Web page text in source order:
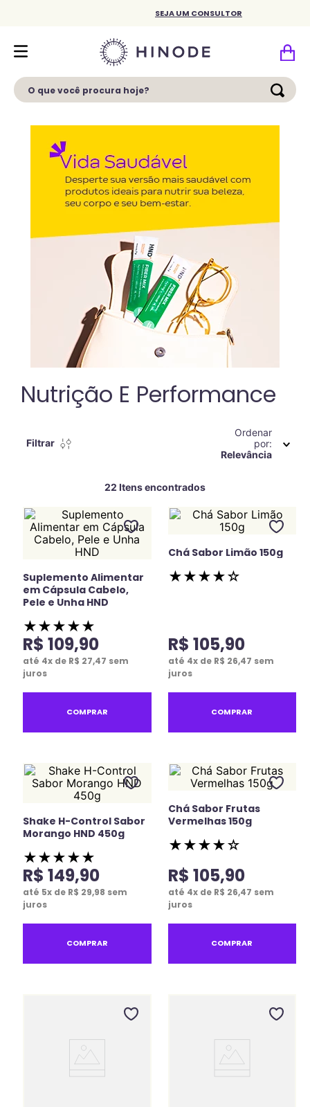
SEJA UM CONSULTOR
O que você procura hoje?
Nutrição E Performance
Filtrar
Ordenar
por
Relevância
22
Suplemento Alimentar
em Cápsula Cabelo,
Pele e Unha HND
★★★★★
R$ 109,90
até 4x de R$ 27,47 sem
juros
COMPRAR
Chá Sabor Limão 150g
★★★★☆
R$ 105,90
até 4x de R$ 26,47 sem
juros
COMPRAR
Shake H-Control Sabor
Morango HND 450g
★★★★★
R$ 149,90
até 5x de R$ 29,98 sem
juros
COMPRAR
Chá Sabor Frutas
Vermelhas 150g
★★★★☆
R$ 105,90
até 4x de R$ 26,47 sem
juros
COMPRAR